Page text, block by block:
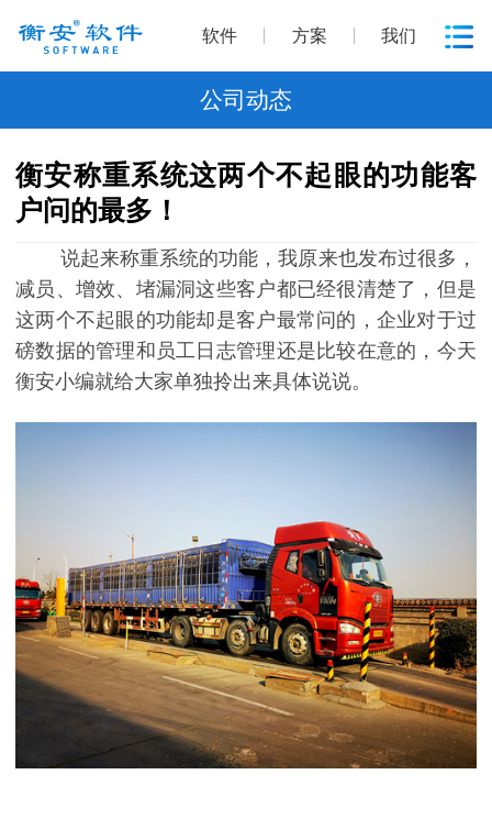
软件 方案 我们
公司动态
衡安称重系统这两个不起眼的功能客
户问的最多！
说起来称重系统的功能，我原来也发布过很多，
减员、增效、堵漏洞这些客户都已经很清楚了，但是
这两个不起眼的功能却是客户最常问的，企业对于过
磅数据的管理和员工日志管理还是比较在意的，今天
衡安小编就给大家单独拎出来具体说说。